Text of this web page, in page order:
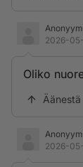
2026-05-
Oliko
Äänestä
2026-